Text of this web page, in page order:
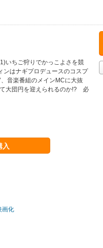
いちご狩りでかっこよさを競
はナギプロデュースのコスプ
音楽番組のメインMCに大抜
大団円を迎えられるのか!? 必
入
画化